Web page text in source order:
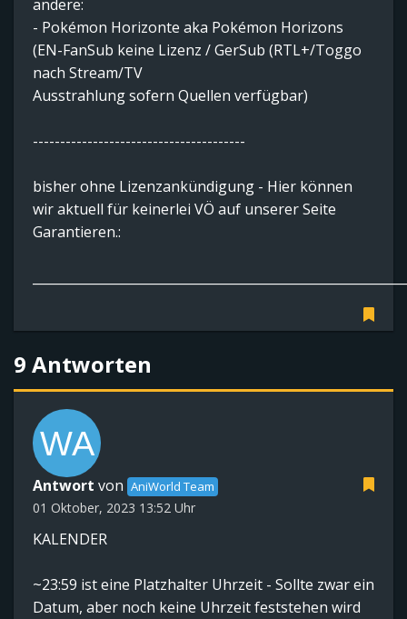
andere:
- Pokémon Horizonte aka Pokémon Horizons
(EN-FanSub keine Lizenz / GerSub (RTL+/Toggo
nach Stream/TV
Ausstrahlung sofern Quellen verfügbar)
---------------------------------------
bisher ohne Lizenzankündigung - Hier können
wir aktuell für keinerlei VÖ auf unserer Seite
Garantieren.:
9 Antworten
Antwort von AniWorld Team
01 Oktober, 2023 13:52 Uhr
KALENDER
~23:59 ist eine Platzhalter Uhrzeit - Sollte zwar ein
Datum, aber noch keine Uhrzeit feststehen wird